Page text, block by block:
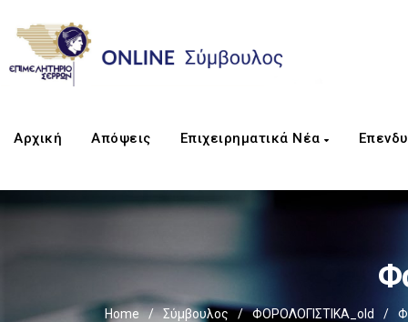
Αρχική Απόψεις Επιχειρηματικά Νέα
Home / Σύμβουλος / ΦΟΡΟΛΟΓΙΣΤΙΚΑ_old /